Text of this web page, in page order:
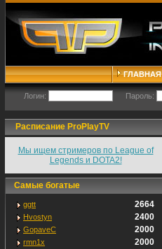
ГЛАВНАЯ
Логин: Пароль:
Расписание ProPlayTV
Мы ищем стримеров по League of
Legends и DOTA2!
Самые богатые
ggtt 2664
Hvostyn 2400
GopaveC 2000
rmn1x 2000